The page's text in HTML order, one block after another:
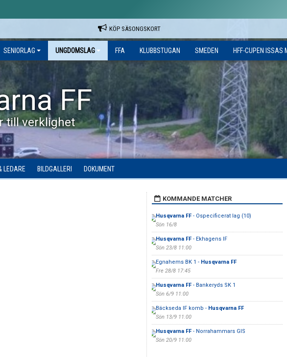
KÖP SÄSONGSKORT
SENIORLAG UNGDOMSLAG FFA KLUBBSTUGAN SMEDEN HFF-CUPEN ISSAS
FF
till verklighet
LEDARE BILDGALLERI DOKUMENT
KOMMANDE MATCHER
Husqvarna FF- Ospecificerat lag (10)
Sön 16/8
Husqvarna FF- Ekhagens IF
Sön 23/8 11:00
Egnahems BK 1 - Husqvarna FF
Fre 28/8 17:45
Husqvarna FF- Bankeryds SK 1
Sön 6/9 11:00
Bäckseda IF komb - Husqvarna FF
Sön 13/9 11:00
Husqvarna FF- Norrahammars GIS
Sön 20/9 11:00